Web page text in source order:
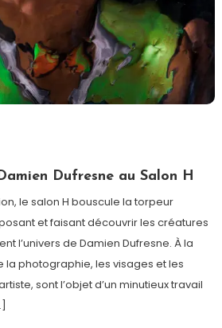
Dufresne au Salon H
le salon H bouscule la torpeur
et faisant découvrir les créatures
l’univers de Damien Dufresne. À la
la photographie, les visages et les
sont l’objet d’un minutieux travail